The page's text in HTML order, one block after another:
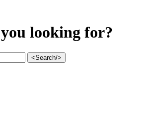
looking for?
<Search/>